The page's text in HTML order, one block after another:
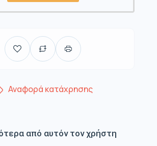
Αναφορά κατάχρησης
από αυτόν τον χρήστη